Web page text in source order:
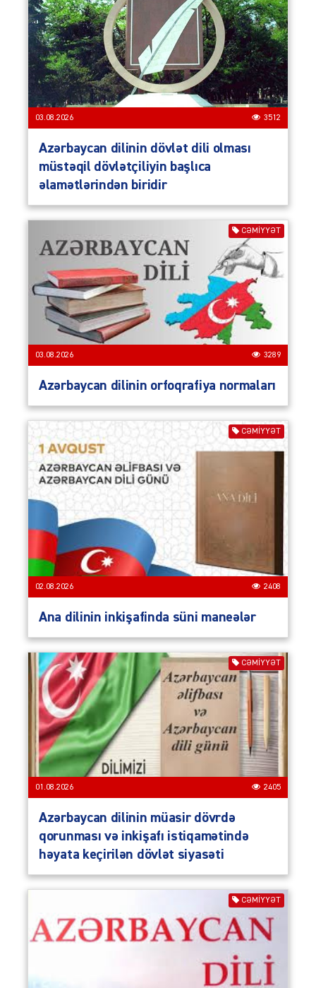
03.08.2026 3512
Azərbaycan dilinin dövlət dili olması
müstəqil dövlətçiliyin başlıca
əlamətlərindən biridir
CƏMIYYƏT
03.08.2026 3289
Azərbaycan dilinin orfoqrafiya normaları
CƏMIYYƏT
02.08.2026 2408
Ana dilinin inkişafinda süni maneələr
CƏMIYYƏT
01.08.2026 2405
Azərbaycan dilinin müasir dövrdə
qorunması və inkişafı istiqamətində
həyata keçirilən dövlət siyasəti
CƏMIYYƏT